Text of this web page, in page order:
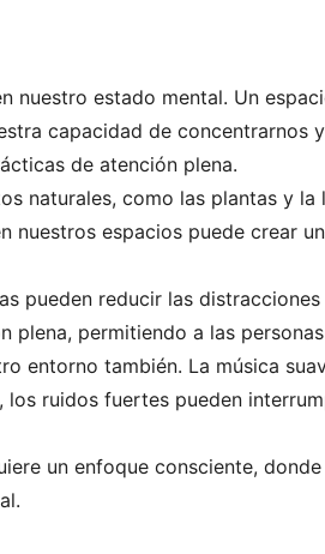
nuestro estado mental. Un
capacidad de concentrarnos
de atención plena.
naturales, como las plantas y
espacios puede crear
pueden reducir las
permitiendo a las
entorno también. La música
ruidos fuertes pueden
un enfoque consciente,